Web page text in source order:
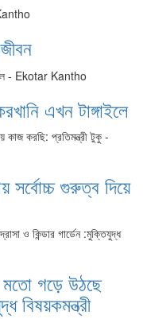
এখন টাঙ্গাইলে
সর্বোচ্চ গুরুত্ব দিয়ে
মতো গড়ে উঠছে
বিষয়কমন্ত্রী